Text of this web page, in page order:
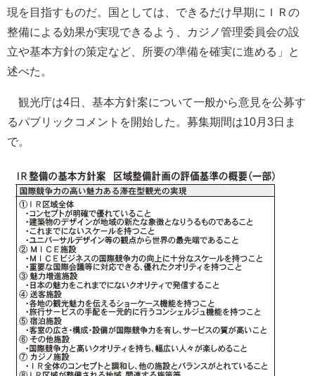
現を目指すものだ。国としては、できるだけ早期にＩＲの
整備による効果が実現できるよう、カジノ管理委員会の設
立や基本方針の策定など、所要の準備を確実に進める」と
述べた。
観光庁は4日、基本方針案について一般から意見を公募す
るパブリックコメントを開始した。募集期間は10月3日ま
で。